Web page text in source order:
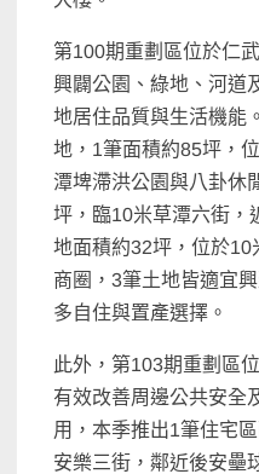
第100期重劃區位於仁
興闢公園、綠地、河道
地居住品質與生活機能
地，1筆面積約85坪，
潭埤滯洪公園與八卦休
坪，臨10米草潭六街，
地面積約32坪，位於
商圈，3筆土地皆適宜
多自住與置產選擇。
此外，第103期重劃區
有效改善周邊公共安全
用，本季推出1筆住宅
安樂三街，鄰近後安壘